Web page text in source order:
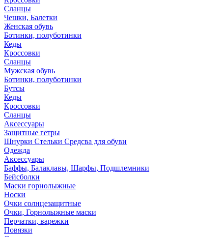
Сланцы
Чешки, Балетки
Женская обувь
Ботинки, полуботинки
Кеды
Кроссовки
Сланцы
Мужская обувь
Ботинки, полуботинки
Бутсы
Кеды
Кроссовки
Сланцы
Аксессуары
Защитные гетры
Шнурки Стельки Средсва для обуви
Одежда
Аксессуары
Баффы, Балаклавы, Шарфы, Подшлемники
Бейсболки
Маски горнолыжные
Носки
Очки солнцезащитные
Очки, Горнолыжные маски
Перчатки, варежки
Повязки